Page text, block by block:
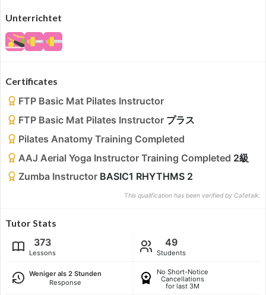
Unterrichtet
Certificates
FTP Basic Mat Pilates Instructor
FTP Basic Mat Pilates Instructor プラス
Pilates Anatomy Training Completed
AAJ Aerial Yoga Instructor Training Completed 2級
Zumba Instructor BASIC1 RHYTHMS 2
This qualification has been verified by Cafetalk.
Tutor Stats
373
Lessons
49
Students
Weniger als 2 Stunden
Response
No Short-Notice
Cancellations
for last 3M